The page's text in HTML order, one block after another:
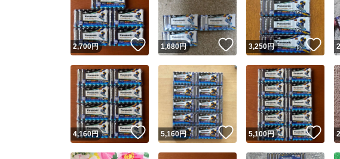
2,700円 いいね！
1,680円 いいね！
3,250円 い
4,160円 いいね！
5,160円 いいね！
5,100円 い